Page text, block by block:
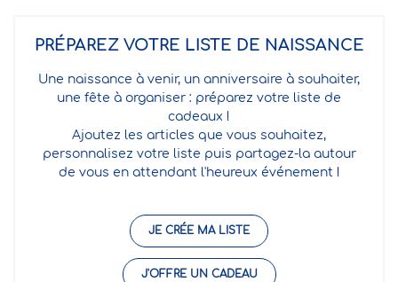
PRÉPAREZ VOTRE LISTE DE NAISSANCE
Une naissance à venir, un anniversaire à souhaiter,
une fête à organiser : préparez votre liste de
cadeaux !
Ajoutez les articles que vous souhaitez,
personnalisez votre liste puis partagez-la autour
de vous en attendant l'heureux événement !
JE CRÉE MA LISTE
J'OFFRE UN CADEAU